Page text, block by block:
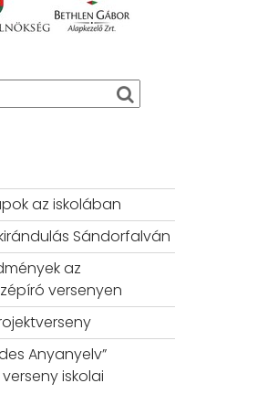
az iskolában
Sándorfalván
az
versenyen
Anyanyelv”
iskolai